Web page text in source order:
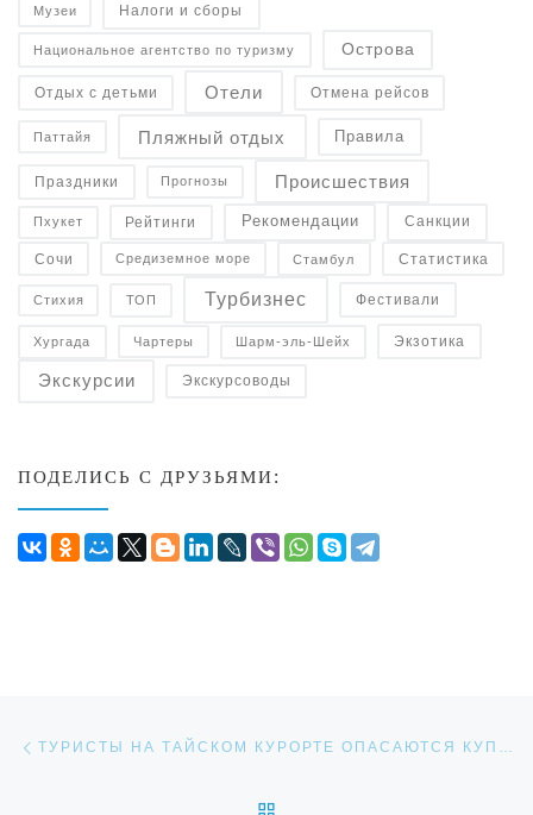
Музеи Налоги и сборы
Национальное агентство по туризму Острова
Отдых с детьми Отели Отмена рейсов
Паттайя Пляжный отдых Правила
Праздники Прогнозы Происшествия
Пхукет Рейтинги Рекомендации Санкции
Сочи Средиземное море Стамбул Статистика
Стихия ТОП Турбизнес Фестивали
Хургада Чартеры Шарм-эль-Шейх Экзотика
Экскурсии Экскурсоводы
ПОДЕЛИСЬ С ДРУЗЬЯМИ:
ТУРИСТЫ НА ТАЙСКОМ КУРОРТЕ ОПАСАЮТСЯ КУПАТЬСЯ ИЗ-ЗА СВЕТЯЩЕГОСЯ ПЛАНКТОНА